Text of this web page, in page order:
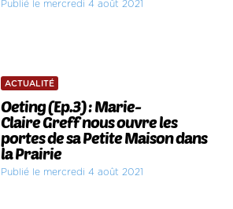
Publié le mercredi 4 août 2021
ACTUALITÉ
Oeting (Ep.3) : Marie-
Claire Greff nous ouvre les
portes de sa Petite Maison dans
la Prairie
Publié le mercredi 4 août 2021